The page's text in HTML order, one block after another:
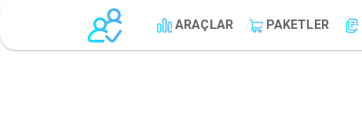
ARAÇLAR PAKETLER